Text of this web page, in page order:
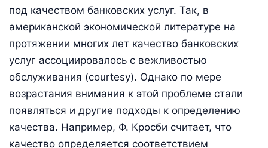
под качеством банковских услуг. Так, в
американской экономической литературе на
протяжении многих лет качество банковских
услуг ассоциировалось с вежливостью
обслуживания (courtesy). Однако по мере
возрастания внимания к этой проблеме стали
появляться и другие подходы к определению
качества. Например, Ф. Кросби считает, что
качество определяется соответствием